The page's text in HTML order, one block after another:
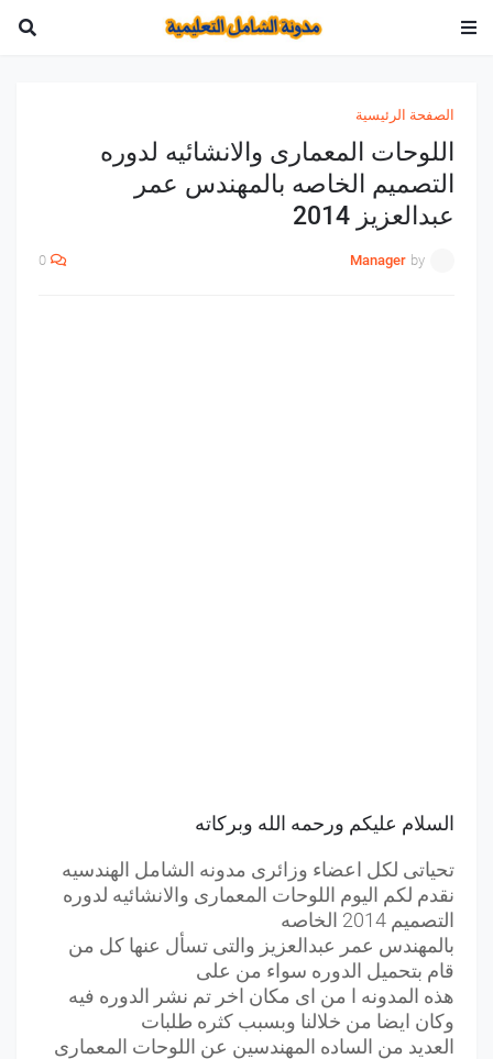
الصفحة الرئيسية
اللوحات المعمارى والانشائيه لدوره
التصميم الخاصه بالمهندس عمر
عبدالعزيز 2014
by
Manager
0
السلام عليكم ورحمه الله وبركاته
تحياتى لكل اعضاء وزائرى مدونه الشامل الهندسيه
نقدم لكم اليوم اللوحات المعمارى والانشائيه لدوره
التصميم 2014 الخاصه
بالمهندس عمر عبدالعزيز والتى تسأل عنها كل من
قام بتحميل الدوره سواء من على
هذه المدونه ا من اى مكان اخر تم نشر الدوره فيه
وكان ايضا من خلالنا وبسبب كثره طلبات
العديد من الساده المهندسين عن اللوحات المعمارى